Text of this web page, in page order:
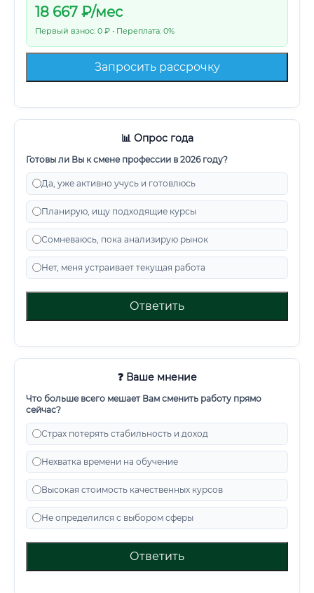
18 667 ₽/мес
Первый взнос: 0 ₽ • Переплата: 0%
Запросить рассрочку
📊 Опрос года
Готовы ли Вы к смене профессии в 2026 году?
Да, уже активно учусь и готовлюсь
Планирую, ищу подходящие курсы
Сомневаюсь, пока анализирую рынок
Нет, меня устраивает текущая работа
Ответить
❓ Ваше мнение
Что больше всего мешает Вам сменить работу прямо
сейчас?
Страх потерять стабильность и доход
Нехватка времени на обучение
Высокая стоимость качественных курсов
Не определился с выбором сферы
Ответить